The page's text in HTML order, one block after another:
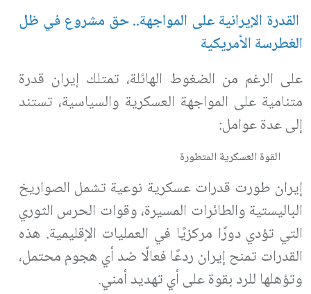
القدرة الإيرانية على المواجهة.. حق مشروع في ظل
الغطرسة الأمريكية
على الرغم من الضغوط الهائلة، تمتلك إيران قدرة
متنامية على المواجهة العسكرية والسياسية، تستند
إلى عدة عوامل:
القوة العسكرية المتطورة
إيران طورت قدرات عسكرية نوعية تشمل الصواريخ
الباليستية والطائرات المسيرة، وقوات الحرس الثوري
التي تؤدي دورًا مركزيًا في العمليات الإقليمية. هذه
القدرات تمنح إيران ردعًا فعالًا ضد أي هجوم محتمل،
وتؤهلها للرد بقوة على أي تهديد أمني.